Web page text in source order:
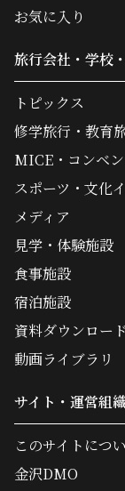
お気に入り
旅行会社・学校
トピックス
修学旅行・教育
MICE・コンベ
スポーツ・文化
メディア
見学・体験施設
食事施設
宿泊施設
資料ダウンロード
動画ライブラリ
サイト・運営組
このサイトにつ
金沢DMO